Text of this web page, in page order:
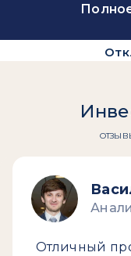
Отличный